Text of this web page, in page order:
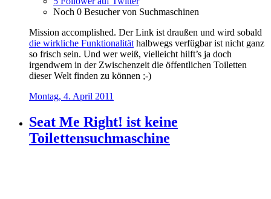
Noch 0 Besucher von Suchmaschinen
Mission accomplished. Der Link ist draußen und wird sobald
die wirkliche Funktionalität halbwegs verfügbar ist nicht ganz
so frisch sein. Und wer weiß, vielleicht hilft’s ja doch
irgendwem in der Zwischenzeit die öffentlichen Toiletten
dieser Welt finden zu können ;-)
Montag, 4. April 2011
Seat Me Right! ist keine
Toilettensuchmaschine